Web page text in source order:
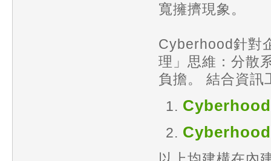
寬擁擠現象。
Cyberhood針對
理」思維：分散
負擔。 結合資訊